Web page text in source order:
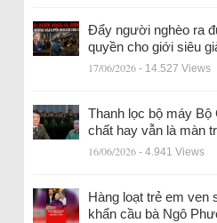
Đẩy người nghèo ra
quyền cho giới siêu
17/06/2026 - 14.527 Views
Thanh lọc bộ máy Bộ
chất hay vẫn là màn
16/06/2026 - 4.941 Views
Hàng loạt trẻ em ven
khẩn cầu bà Ngô